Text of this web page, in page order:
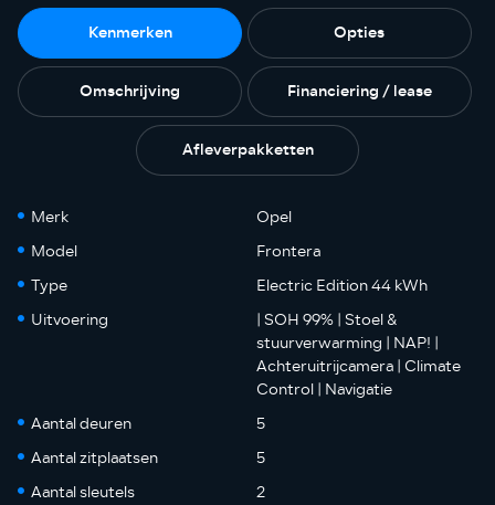
Kenmerken Opties
Omschrijving Financiering / lease
Afleverpakketten
Merk
Opel
Model
Frontera
Type
Electric Edition 44 kWh
Uitvoering
| SOH 99% | Stoel &
stuurverwarming | NAP! |
Achteruitrijcamera | Climate
Control | Navigatie
Aantal deuren
5
Aantal zitplaatsen
5
Aantal sleutels
2